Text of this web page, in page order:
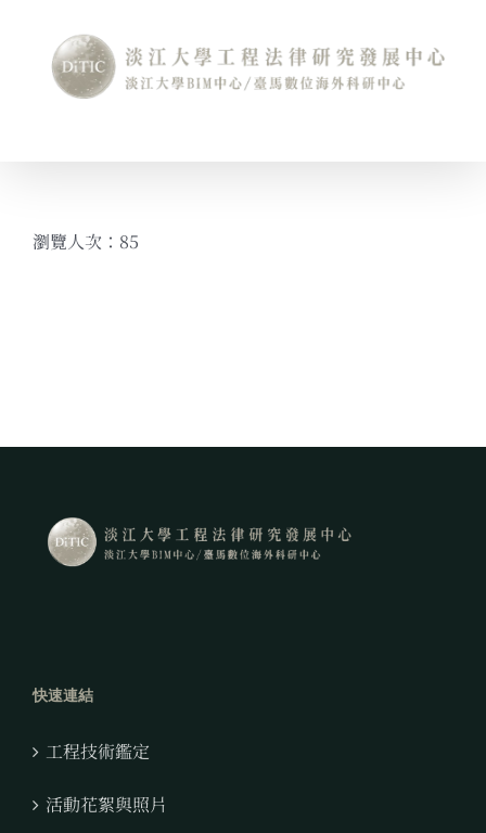
content
瀏覽人次：85
快速連結
工程技術鑑定
活動花絮與照片